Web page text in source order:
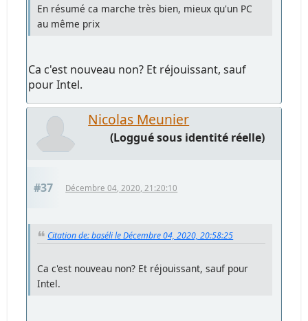
En résumé ca marche très bien, mieux qu'un PC
au même prix
Ca c'est nouveau non? Et réjouissant, sauf
pour Intel.
Nicolas Meunier
(Loggué sous identité réelle)
#37 Décembre 04, 2020, 21:20:10
Citation de: baséli le Décembre 04, 2020, 20:58:25
Ca c'est nouveau non? Et réjouissant, sauf pour
Intel.